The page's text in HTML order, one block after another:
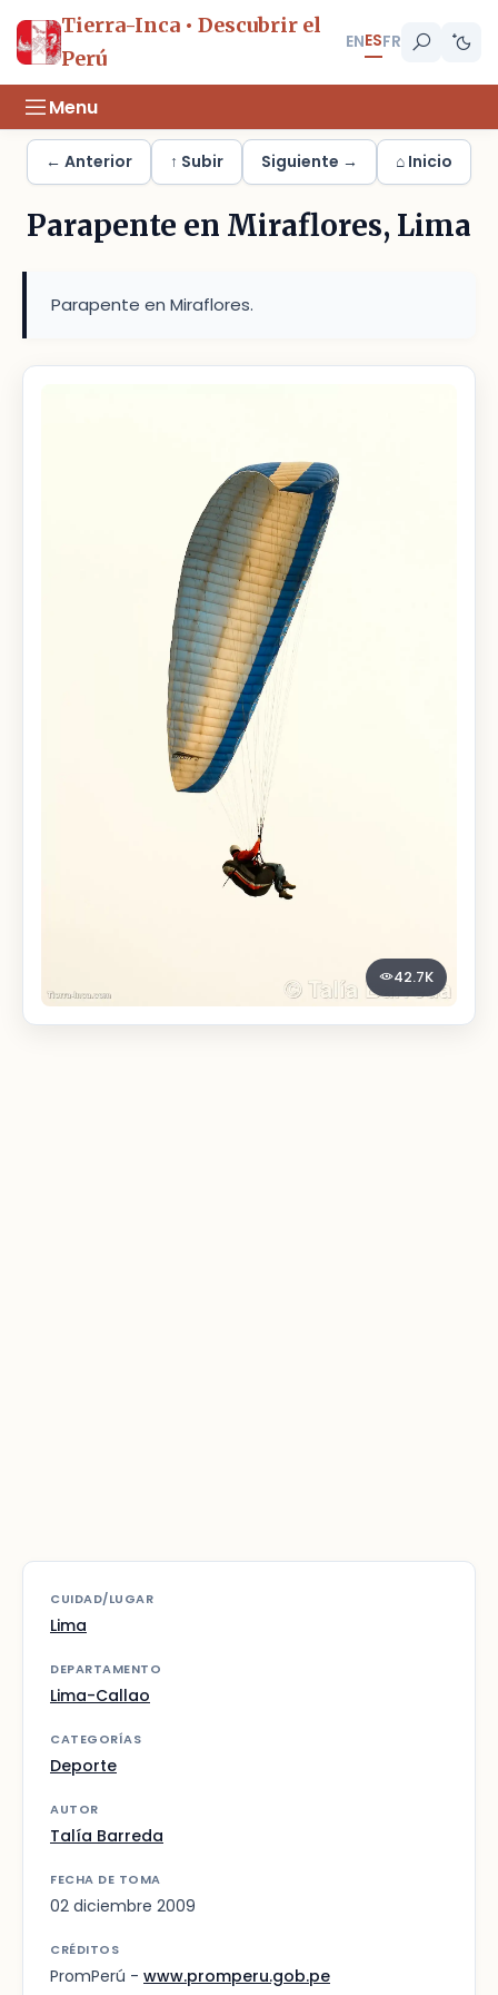
Tierra-Inca • Descubrir el
Perú
ENESFR
Menu
← Anterior ↑ Subir Siguiente → ⌂ Inicio
Parapente en Miraflores, Lima
Parapente en Miraflores.
42.7K
CUIDAD/LUGAR
Lima
DEPARTAMENTO
Lima-Callao
CATEGORÍAS
Deporte
AUTOR
Talía Barreda
FECHA DE TOMA
02 diciembre 2009
CRÉDITOS
PromPerú - www.promperu.gob.pe